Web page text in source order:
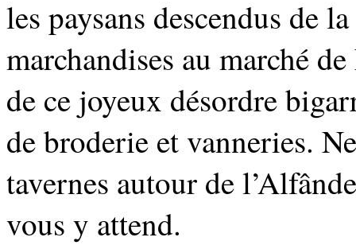
les paysans descendus de
marchandises au marché
de ce joyeux désordre
de broderie et vanneries.
tavernes autour de
vous y attend.